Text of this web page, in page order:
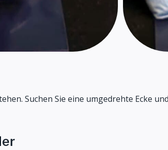
Suchen Sie eine umgedrehte Ecke